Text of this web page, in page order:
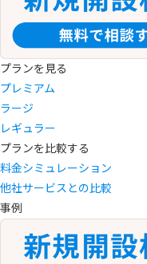
プランを見る
プレミアム
ラージ
レギュラー
プランを比較する
料金シミュレーション
他社サービスとの比較
事例